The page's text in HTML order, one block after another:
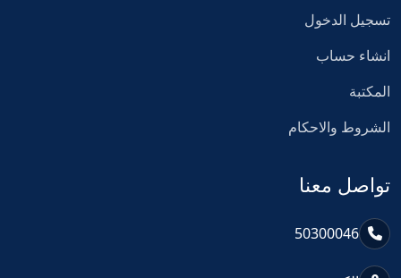
تسجيل الدخول
انشاء حساب
المكتبة
الشروط والاحكام
تواصل معنا
50300046